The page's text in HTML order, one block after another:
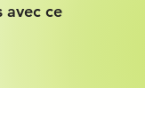
avec ce